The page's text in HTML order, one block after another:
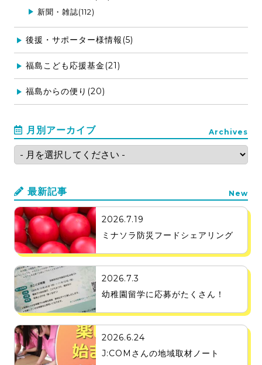
新聞・雑誌(112)
後援・サポーター様情報(5)
福島こども応援基金(21)
福島からの便り(20)
月別アーカイブ Archives
最新記事 New
2026.7.19
ミナソラ防災フードシェアリング
2026.7.3
幼稚園留学に応募がたくさん！
2026.6.24
J:COMさんの地域取材ノート